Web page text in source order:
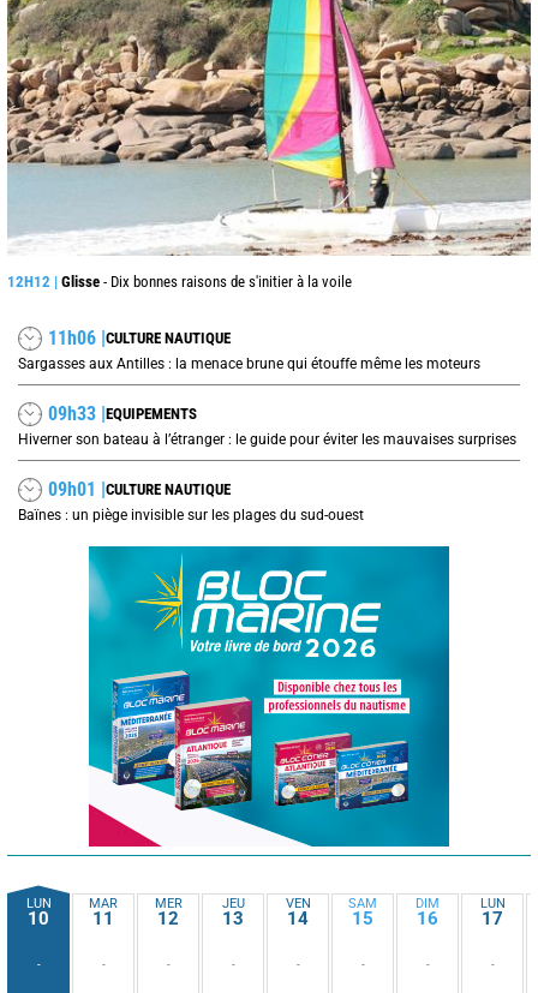
12H12 | Glisse - Dix bonnes raisons de s'initier à la voile
11h06 |CULTURE NAUTIQUE
Sargasses aux Antilles : la menace brune qui étouffe même les moteurs
09h33 |EQUIPEMENTS
Hiverner son bateau à l’étranger : le guide pour éviter les mauvaises surprises
09h01 |CULTURE NAUTIQUE
Baïnes : un piège invisible sur les plages du sud-ouest
LUN
10
-
MAR
11
-
MER
12
-
JEU
13
-
VEN
14
-
SAM
15
-
DIM
16
-
LUN
17
-